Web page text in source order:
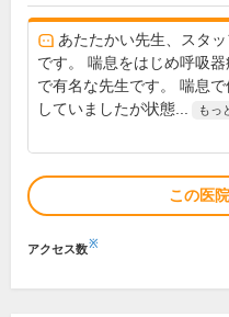
あたたかい先生、スタッ
です。 喘息をはじめ呼吸器
で有名な先生です。 喘息
していましたが状態...
もっ
この医
アクセス数※